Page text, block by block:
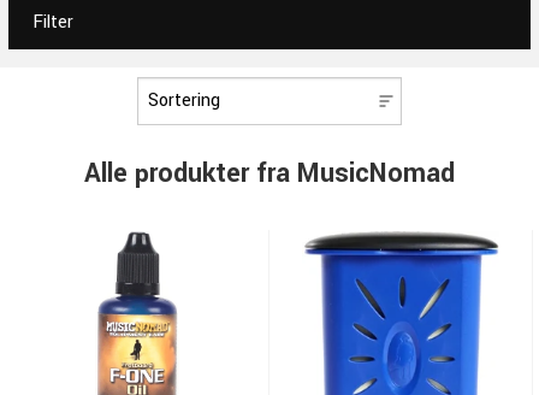
Filter
Alle produkter fra MusicNomad